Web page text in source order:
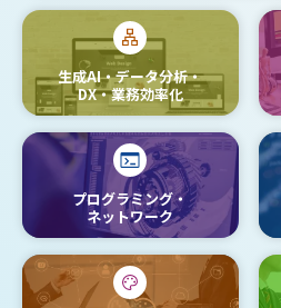
生成AI・データ分析・
DX・業務効率化
プログラミング・
ネットワーク